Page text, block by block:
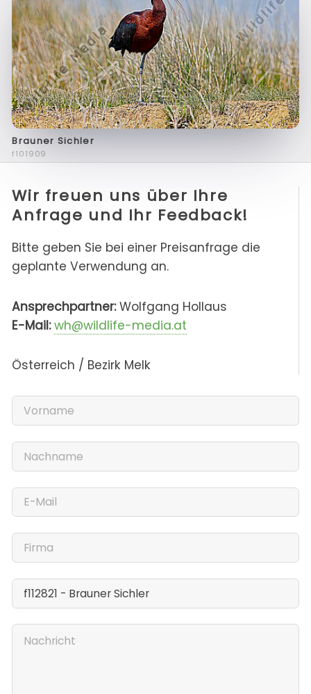
Brauner Sichler
f101909
Wir freuen uns über Ihre
Anfrage und Ihr Feedback!
Bitte geben Sie bei einer Preisanfrage die
geplante Verwendung an.
Ansprechpartner:Wolfgang Hollaus
E-Mail: wh@wildlife-media.at
Österreich / Bezirk Melk